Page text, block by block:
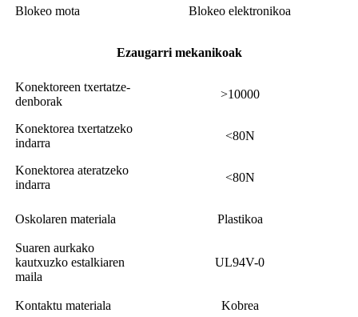
Blokeo mota Blokeo elektronikoa
Ezaugarri mekanikoak
Konektoreen txertatze-
denborak
>10000
Konektorea txertatzeko
indarra
<80N
Konektorea ateratzeko
indarra
<80N
Oskolaren materiala Plastikoa
Suaren aurkako
kautxuzko estalkiaren
maila
UL94V-0
Kontaktu materiala Kobrea